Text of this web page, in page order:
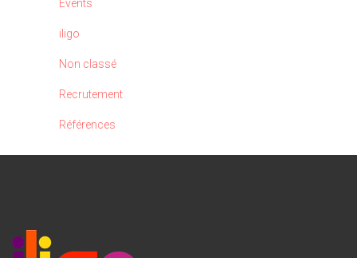
Events
iligo
Non classé
Recrutement
Références